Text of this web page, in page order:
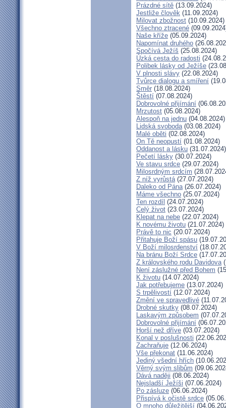
Prázdné sítě (13.09.2024)
Jestliže člověk (11.09.2024)
Milovat zbožnost (10.09.2024)
Všechno ztracené
Naše kříže (05.09.2024)
Napomínat druhého
Spočívá Ježíš (25.08.2024)
Úzká cesta do radosti
Polibek lásky od Ježíše
V plnosti slávy (22.08.2024)
Tvůrce dialogu a smíření
Směr (18.08.2024)
Štěstí (07.08.2024)
Dobrovolné přijímání
Mrzutost (05.08.2024)
Alespoň na jednu (04.08.2024)
Lidská svoboda(03.08.2024)
Malé oběti (02.08.2024)
On Tě neopustí (01.08.2024)
Oddanost a lásku (31.07.2024)
Pečetí lásky (30.07.2024)
Ve stavu srdce (29.07.2024)
Milosrdným srdcím
Z níž vyrůstá(27.07.2024)
Daleko od Pána(26.07.2024)
Máme všechno (25.07.2024)
Ten rozdíl (24.07.2024)
Celý život (23.07.2024)
Klepat na nebe (22.07.2024)
K novému životu (21.07.2024)
Právě to nic (20.07.2024)
Přitahuje Boží spásu
V Boží milosrdenství
Na bránu Boží Srdce
Z královského rodu Davidova
Není záslužné před Bohem
K životu (14.07.2024)
Jak potřebujeme (13.07.2024)
S trpělivostí (12.07.2024)
Změní ve spravedlivé
Drobné skutky (08.07.2024)
Laskavým způsobem
Dobrovolné přijímání
Horší než dříve (03.07.2024)
Konal v poslušnosti
Zachraňuje (12.06.2024)
Vše překonat (11.06.2024)
Jediný všední hřích
Věrný svým slibům
Dává naději (08.06.2024)
Nejsladší Ježíši (07.06.2024)
Po zásluze (06.06.2024)
Přispívá k očistě srdce
O mnoho důležitější